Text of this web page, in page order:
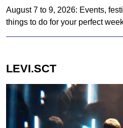
August 7 to 9, 2026: Events,
things to do for your perfect
LEVI.SCT